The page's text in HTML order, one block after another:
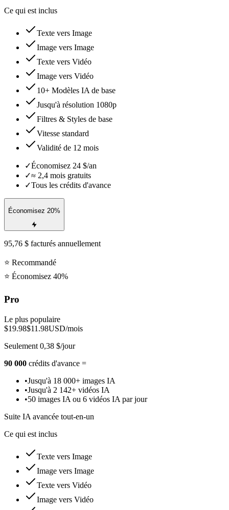
Ce qui est inclus
Texte vers Image
Image vers Image
Texte vers Vidéo
Image vers Vidéo
10+ Modèles IA de base
Jusqu'à résolution 1080p
Filtres & Styles de base
Vitesse standard
Validité de 12 mois
✓Économisez 24 $/an
✓≈ 2,4 mois gratuits
✓Tous les crédits d'avance
Économisez 20%
95,76 $ facturés annuellement
⭐ Recommandé
⭐ Économisez 40%
Pro
Le plus populaire
$19.98$11.98USD/mois
Seulement 0,38 $/jour
90 000 crédits d'avance =
•Jusqu'à 18 000+ images IA
•Jusqu'à 2 142+ vidéos IA
•50 images IA ou 6 vidéos IA par jour
Suite IA avancée tout-en-un
Ce qui est inclus
Texte vers Image
Image vers Image
Texte vers Vidéo
Image vers Vidéo